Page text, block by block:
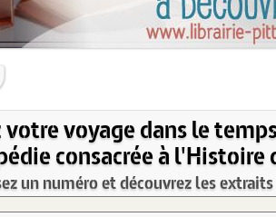
voyage dans le
consacrée à l'Histoire
un numéro et découvrez les